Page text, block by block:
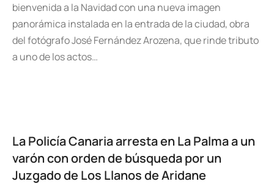
bienvenida a la Navidad con una nueva imagen
panorámica instalada en la entrada de la ciudad, obra
del fotógrafo José Fernández Arozena, que rinde tributo
a uno de los actos…
La Policía Canaria arresta en La Palma a un
varón con orden de búsqueda por un
Juzgado de Los Llanos de Aridane